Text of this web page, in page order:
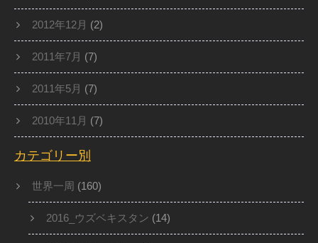
2012年12月 (2)
2011年7月 (7)
2011年5月 (7)
2010年11月 (7)
カテゴリー別
世界一周 (160)
2016_ウズベキスタン (14)